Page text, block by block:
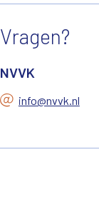
Vragen?
NVVK
info@nvvk.nl